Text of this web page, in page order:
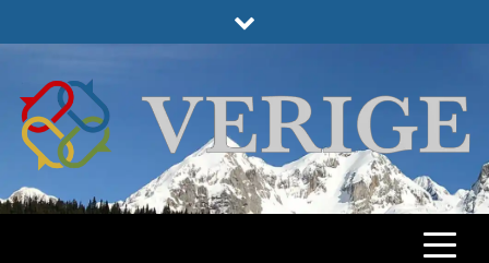
to
VERIGE
ODABRANO